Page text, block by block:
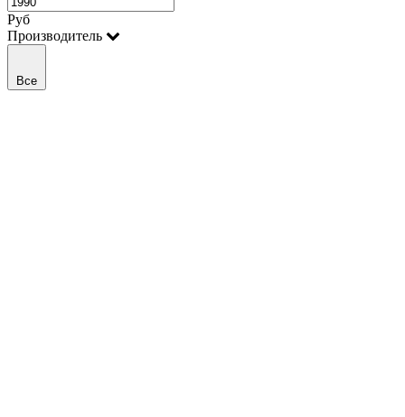
Руб
Производитель
Все